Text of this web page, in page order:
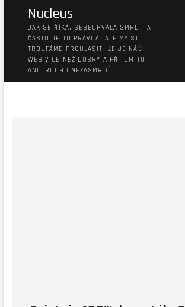
Nucleus
JAK SE ŘÍKÁ, SEBECHVÁLA SMRDÍ. A
ČASTO JE TO PRAVDA. ALE MY SI
TROUFÁME PROHLÁSIT, ŽE JE NÁŠ
WEB VÍCE NEŽ DOBRÝ A PŘITOM TO
ANI TROCHU NEZASMRDÍ.